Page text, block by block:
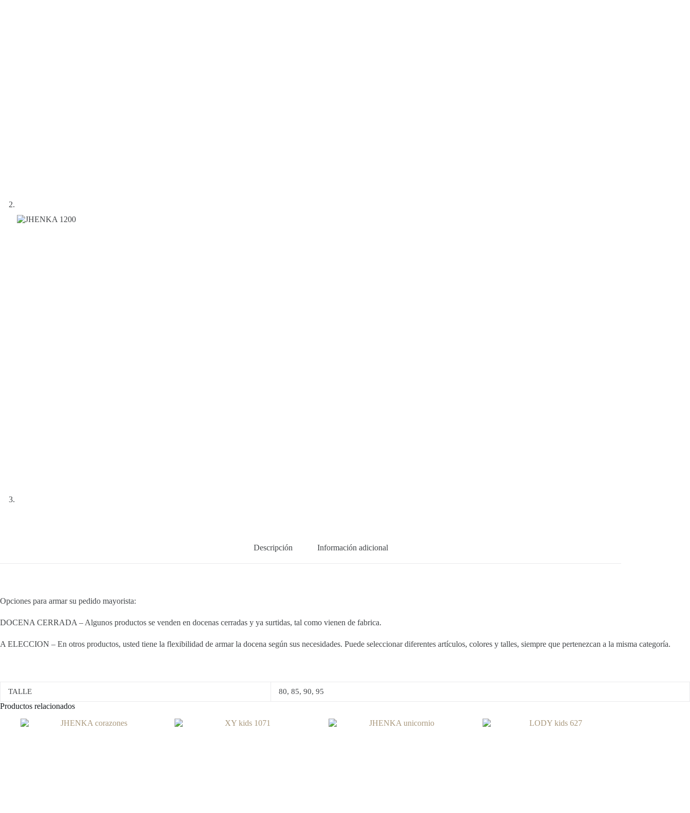
Descripción Información adicional
Opciones para armar su pedido mayorista:
DOCENA CERRADA – Algunos productos se venden en docenas cerradas y ya surtidas, tal como vienen de fabrica.
A ELECCION – En otros productos, usted tiene la flexibilidad de armar la docena según sus necesidades. Puede seleccionar diferentes artículos, colores y talles, siempre que pertenezcan a la misma categoría.
TALLE 80, 85, 90, 95
Productos relacionados